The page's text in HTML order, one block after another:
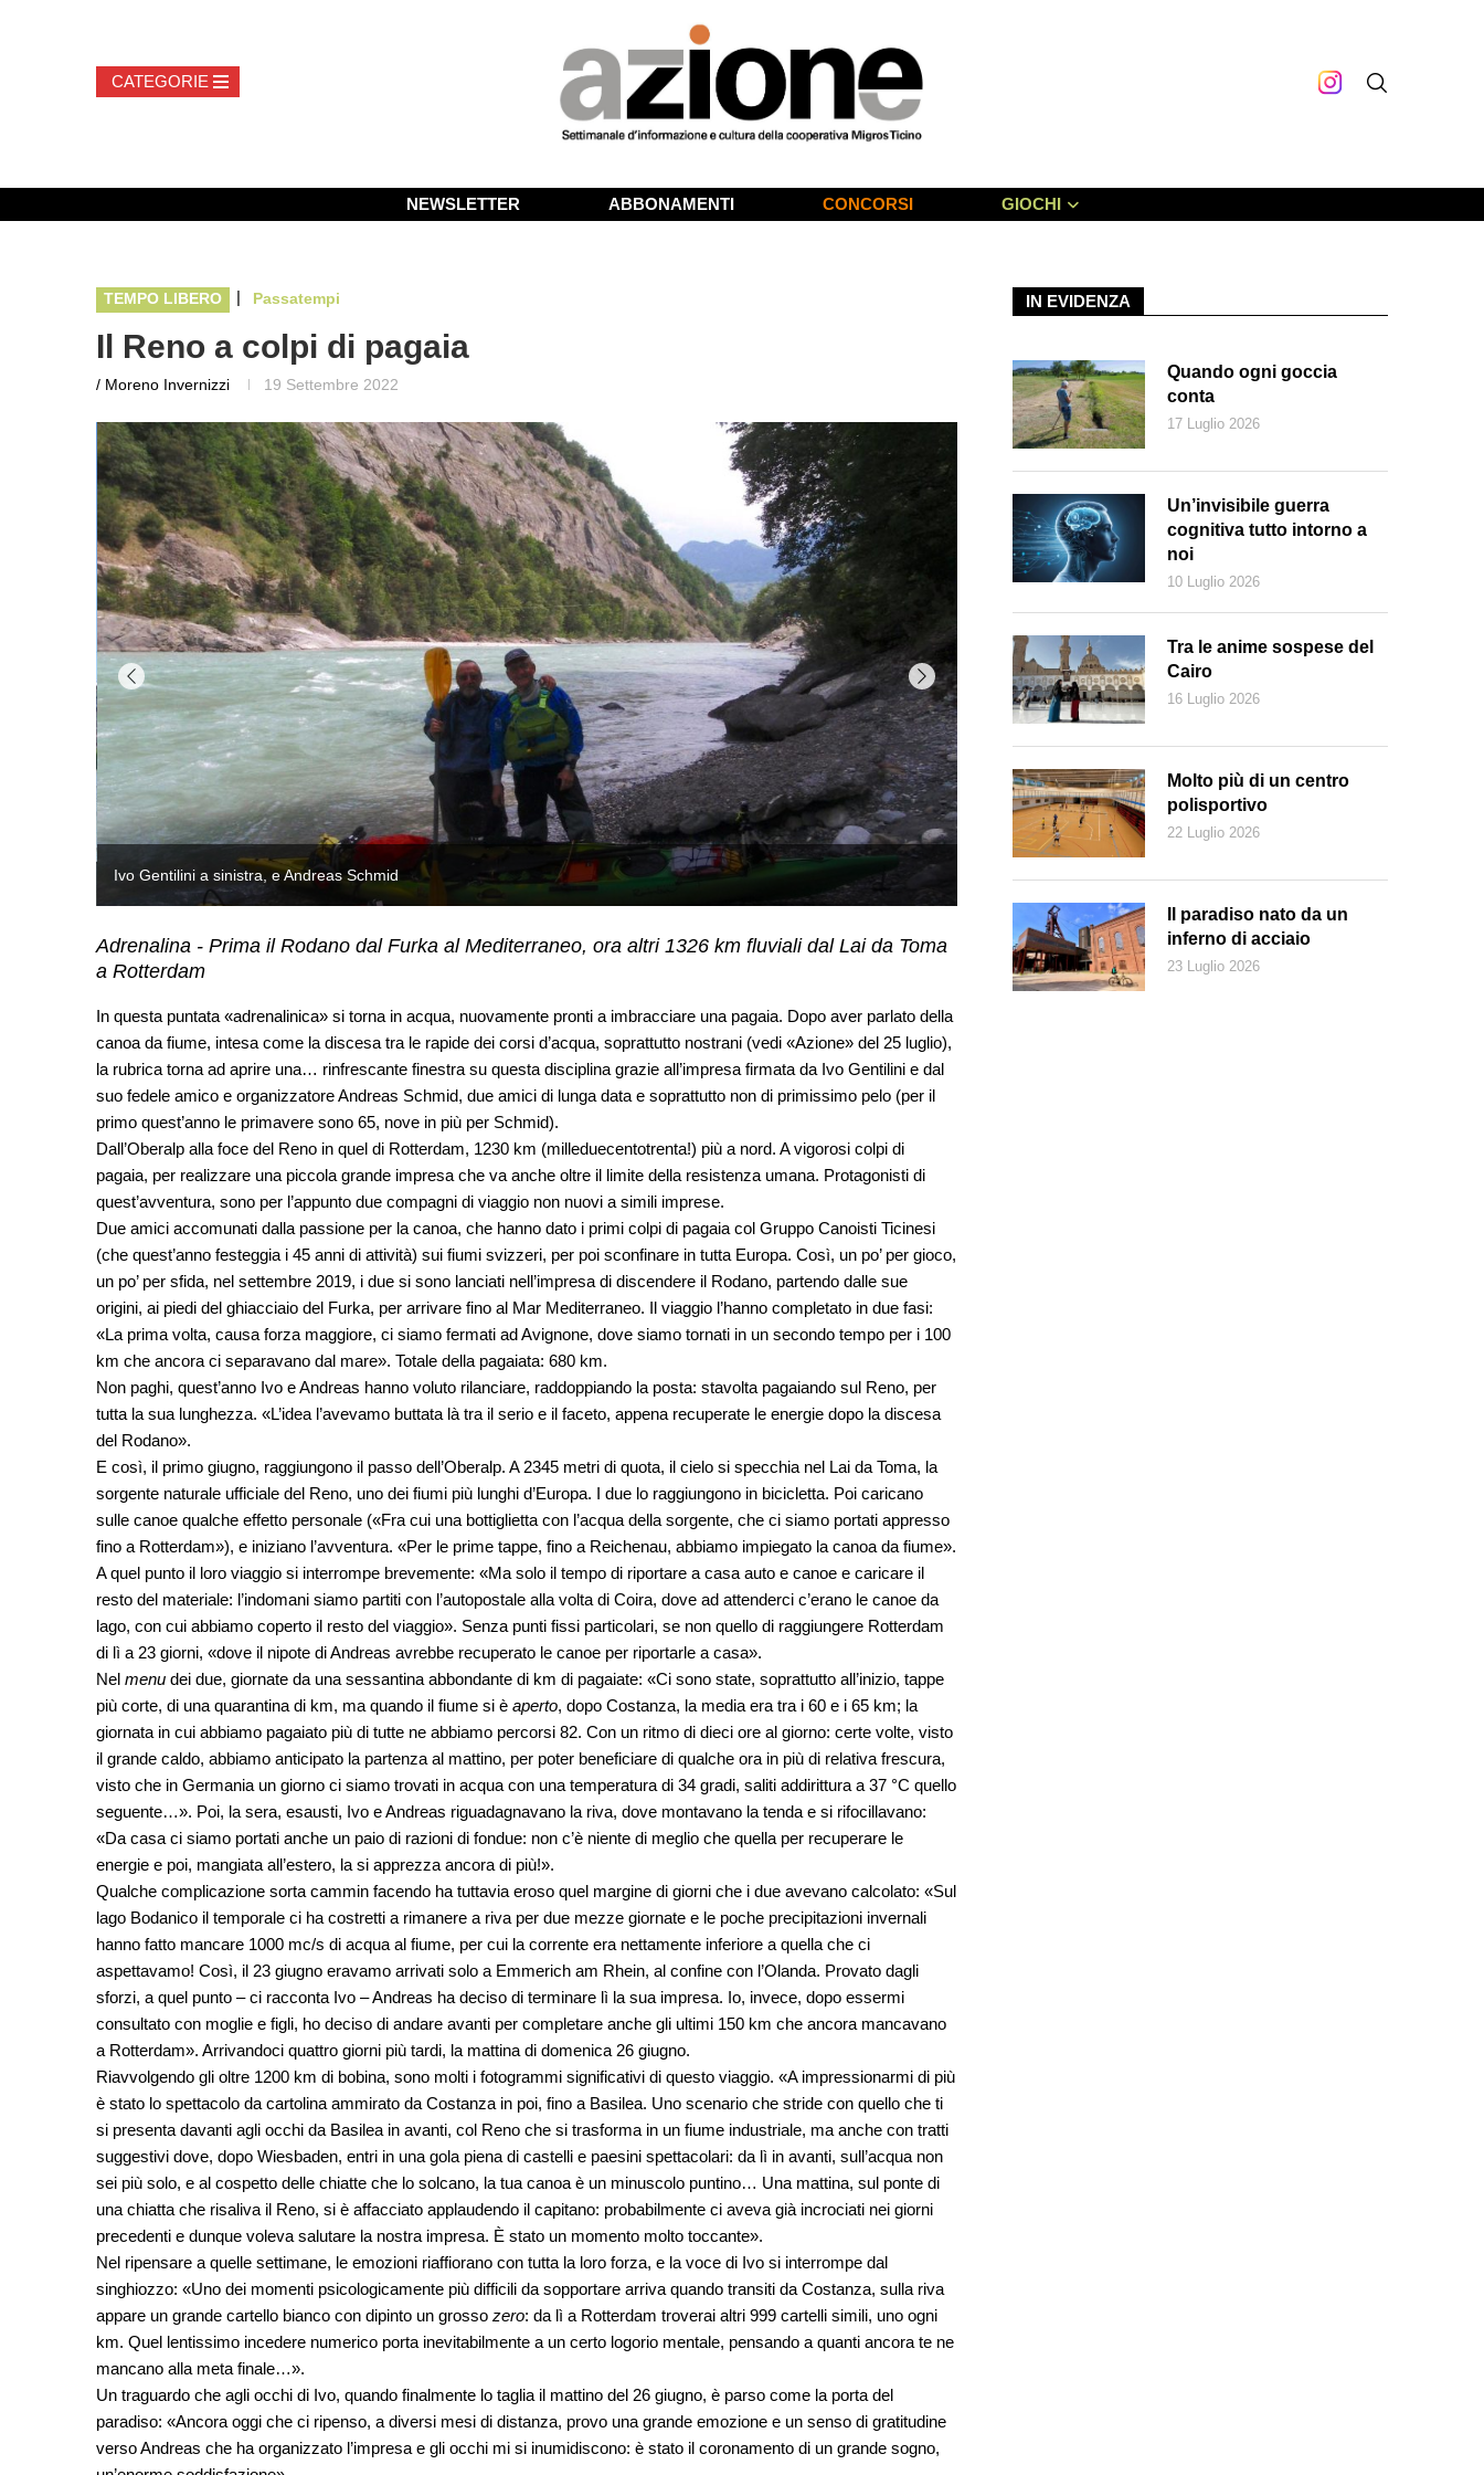
NEWSLETTER ABBONAMENTI CONCORSI GIOCHI
TEMPO LIBERO | Passatempi
Il Reno a colpi di pagaia
/ Moreno Invernizzi 19 Settembre 2022
Adrenalina - Prima il Rodano dal Furka al Mediterraneo, ora altri 1326 km fluviali dal Lai da Toma
a Rotterdam
In questa puntata «adrenalinica» si torna in acqua, nuovamente pronti a imbracciare una pagaia. Dopo aver parlato della
canoa da fiume, intesa come la discesa tra le rapide dei corsi d’acqua, soprattutto nostrani (vedi «Azione» del 25 luglio),
la rubrica torna ad aprire una… rinfrescante finestra su questa disciplina grazie all’impresa firmata da Ivo Gentilini e dal
suo fedele amico e organizzatore Andreas Schmid, due amici di lunga data e soprattutto non di primissimo pelo (per il
primo quest’anno le primavere sono 65, nove in più per Schmid).
Dall’Oberalp alla foce del Reno in quel di Rotterdam, 1230 km (milleduecentotrenta!) più a nord. A vigorosi colpi di
pagaia, per realizzare una piccola grande impresa che va anche oltre il limite della resistenza umana. Protagonisti di
quest’avventura, sono per l’appunto due compagni di viaggio non nuovi a simili imprese.
Due amici accomunati dalla passione per la canoa, che hanno dato i primi colpi di pagaia col Gruppo Canoisti Ticinesi
(che quest’anno festeggia i 45 anni di attività) sui fiumi svizzeri, per poi sconfinare in tutta Europa. Così, un po’ per gioco,
un po’ per sfida, nel settembre 2019, i due si sono lanciati nell’impresa di discendere il Rodano, partendo dalle sue
origini, ai piedi del ghiacciaio del Furka, per arrivare fino al Mar Mediterraneo. Il viaggio l’hanno completato in due fasi:
«La prima volta, causa forza maggiore, ci siamo fermati ad Avignone, dove siamo tornati in un secondo tempo per i 100
km che ancora ci separavano dal mare». Totale della pagaiata: 680 km.
Non paghi, quest’anno Ivo e Andreas hanno voluto rilanciare, raddoppiando la posta: stavolta pagaiando sul Reno, per
tutta la sua lunghezza. «L’idea l’avevamo buttata là tra il serio e il faceto, appena recuperate le energie dopo la discesa
del Rodano».
E così, il primo giugno, raggiungono il passo dell’Oberalp. A 2345 metri di quota, il cielo si specchia nel Lai da Toma, la
sorgente naturale ufficiale del Reno, uno dei fiumi più lunghi d’Europa. I due lo raggiungono in bicicletta. Poi caricano
sulle canoe qualche effetto personale («Fra cui una bottiglietta con l’acqua della sorgente, che ci siamo portati appresso
fino a Rotterdam»), e iniziano l’avventura. «Per le prime tappe, fino a Reichenau, abbiamo impiegato la canoa da fiume».
A quel punto il loro viaggio si interrompe brevemente: «Ma solo il tempo di riportare a casa auto e canoe e caricare il
resto del materiale: l’indomani siamo partiti con l’autopostale alla volta di Coira, dove ad attenderci c’erano le canoe da
lago, con cui abbiamo coperto il resto del viaggio». Senza punti fissi particolari, se non quello di raggiungere Rotterdam
di lì a 23 giorni, «dove il nipote di Andreas avrebbe recuperato le canoe per riportarle a casa».
Nel menu dei due, giornate da una sessantina abbondante di km di pagaiate: «Ci sono state, soprattutto all’inizio, tappe
più corte, di una quarantina di km, ma quando il fiume si è aperto, dopo Costanza, la media era tra i 60 e i 65 km; la
giornata in cui abbiamo pagaiato più di tutte ne abbiamo percorsi 82. Con un ritmo di dieci ore al giorno: certe volte, visto
il grande caldo, abbiamo anticipato la partenza al mattino, per poter beneficiare di qualche ora in più di relativa frescura,
visto che in Germania un giorno ci siamo trovati in acqua con una temperatura di 34 gradi, saliti addirittura a 37 °C quello
seguente…». Poi, la sera, esausti, Ivo e Andreas riguadagnavano la riva, dove montavano la tenda e si rifocillavano:
«Da casa ci siamo portati anche un paio di razioni di fondue: non c’è niente di meglio che quella per recuperare le
energie e poi, mangiata all’estero, la si apprezza ancora di più!».
Qualche complicazione sorta cammin facendo ha tuttavia eroso quel margine di giorni che i due avevano calcolato: «Sul
lago Bodanico il temporale ci ha costretti a rimanere a riva per due mezze giornate e le poche precipitazioni invernali
hanno fatto mancare 1000 mc/s di acqua al fiume, per cui la corrente era nettamente inferiore a quella che ci
aspettavamo! Così, il 23 giugno eravamo arrivati solo a Emmerich am Rhein, al confine con l’Olanda. Provato dagli
sforzi, a quel punto – ci racconta Ivo – Andreas ha deciso di terminare lì la sua impresa. Io, invece, dopo essermi
consultato con moglie e figli, ho deciso di andare avanti per completare anche gli ultimi 150 km che ancora mancavano
a Rotterdam». Arrivandoci quattro giorni più tardi, la mattina di domenica 26 giugno.
Riavvolgendo gli oltre 1200 km di bobina, sono molti i fotogrammi significativi di questo viaggio. «A impressionarmi di più
è stato lo spettacolo da cartolina ammirato da Costanza in poi, fino a Basilea. Uno scenario che stride con quello che ti
si presenta davanti agli occhi da Basilea in avanti, col Reno che si trasforma in un fiume industriale, ma anche con tratti
suggestivi dove, dopo Wiesbaden, entri in una gola piena di castelli e paesini spettacolari: da lì in avanti, sull’acqua non
sei più solo, e al cospetto delle chiatte che lo solcano, la tua canoa è un minuscolo puntino… Una mattina, sul ponte di
una chiatta che risaliva il Reno, si è affacciato applaudendo il capitano: probabilmente ci aveva già incrociati nei giorni
precedenti e dunque voleva salutare la nostra impresa. È stato un momento molto toccante».
Nel ripensare a quelle settimane, le emozioni riaffiorano con tutta la loro forza, e la voce di Ivo si interrompe dal
singhiozzo: «Uno dei momenti psicologicamente più difficili da sopportare arriva quando transiti da Costanza, sulla riva
appare un grande cartello bianco con dipinto un grosso zero: da lì a Rotterdam troverai altri 999 cartelli simili, uno ogni
km. Quel lentissimo incedere numerico porta inevitabilmente a un certo logorio mentale, pensando a quanti ancora te ne
mancano alla meta finale…».
Un traguardo che agli occhi di Ivo, quando finalmente lo taglia il mattino del 26 giugno, è parso come la porta del
paradiso: «Ancora oggi che ci ripenso, a diversi mesi di distanza, provo una grande emozione e un senso di gratitudine
verso Andreas che ha organizzato l’impresa e gli occhi mi si inumidiscono: è stato il coronamento di un grande sogno,
IN EVIDENZA
Quando ogni goccia
conta
17 Luglio 2026
Un’invisibile guerra
cognitiva tutto intorno a
noi
10 Luglio 2026
Tra le anime sospese del
Cairo
16 Luglio 2026
Molto più di un centro
polisportivo
22 Luglio 2026
Il paradiso nato da un
inferno di acciaio
23 Luglio 2026